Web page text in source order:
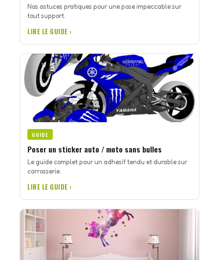
Nos astuces pratiques pour une pose impeccable sur
tout support.
LIRE LE GUIDE ›
GUIDE
Poser un sticker auto / moto sans bulles
Le guide complet pour un adhesif tendu et durable sur
carrosserie.
LIRE LE GUIDE ›